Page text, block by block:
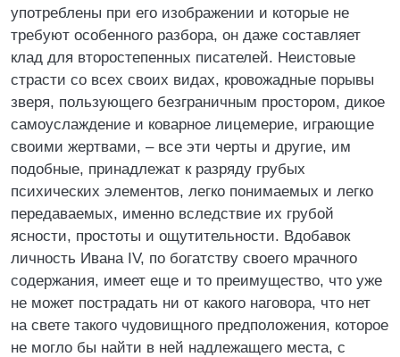
употреблены при его изображении и которые не
требуют особенного разбора, он даже составляет
клад для второстепенных писателей. Неистовые
страсти со всех своих видах, кровожадные порывы
зверя, пользующего безграничным простором, дикое
самоуслаждение и коварное лицемерие, играющие
своими жертвами, – все эти черты и другие, им
подобные, принадлежат к разряду грубых
психических элементов, легко понимаемых и легко
передаваемых, именно вследствие их грубой
ясности, простоты и ощутительности. Вдобавок
личность Ивана IV, по богатству своего мрачного
содержания, имеет еще и то преимущество, что уже
не может пострадать ни от какого наговора, что нет
на свете такого чудовищного предположения, которое
не могло бы найти в ней надлежащего места, с